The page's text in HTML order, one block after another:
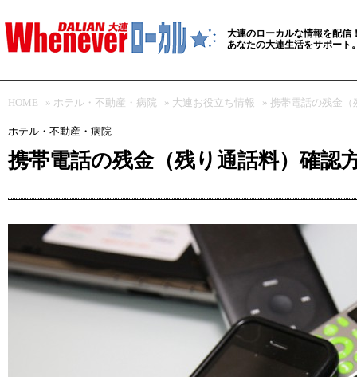
大連のローカルな情報を配信
あなたの大連生活をサポート
HOME » ホテル・不動産・病院 » 大連お役立ち情報 » 携帯電話の残金
ホテル・不動産・病院
携帯電話の残金（残り通話料）確認